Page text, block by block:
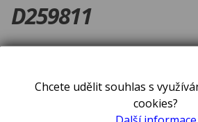
D259811
Chcete udělit souhlas s
cookies?